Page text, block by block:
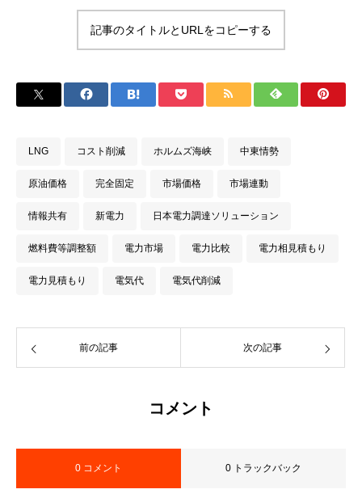
記事のタイトルとURLをコピーする
LNG コスト削減 ホルムズ海峡 中東情勢
原油価格 完全固定 市場価格 市場連動
情報共有 新電力 日本電力調達ソリューション
燃料費等調整額 電力市場 電力比較 電力相見積もり
電力見積もり 電気代 電気代削減
前の記事 次の記事
コメント
0 コメント 0 トラックバック